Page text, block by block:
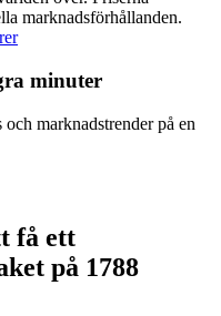
etc.
marknadsförhållanden.
minuter
marknadstrender på en
få ett
på 1788